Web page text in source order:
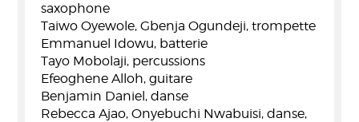
saxophone
Taiwo Oyewole, Gbenja Ogundeji, trompette
Emmanuel Idowu, batterie
Tayo Mobolaji, percussions
Efeoghene Alloh, guitare
Benjamin Daniel, danse
Rebecca Ajao, Onyebuchi Nwabuisi, danse,